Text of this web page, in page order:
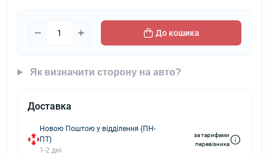
До кошика
Як визначити сторону на авто?
Доставка
Новою Поштою у відділення (ПН-
ПТ)
1-2 дні
за тарифами
перевізника